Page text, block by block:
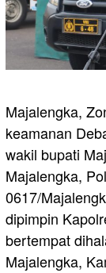
Majalengka,
keamanan
wakil bupati
Majalengka,
0617/
dipimpin
bertempat
Majalengka,